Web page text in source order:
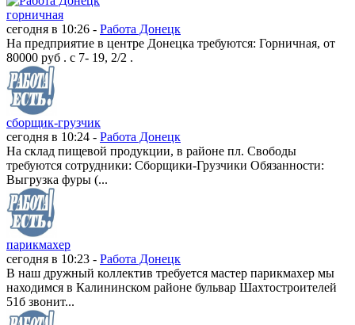
горничная
сегодня в 10:26 - Работа Донецк
На предприятие в центре Донецка требуются: Горничная, от
80000 руб . с 7- 19, 2/2 .
сборщик-грузчик
сегодня в 10:24 - Работа Донецк
На склад пищевой продукции, в районе пл. Свободы
требуются сотрудники: Сборщики-Грузчики Обязанности:
Выгрузка фуры (...
парикмахер
сегодня в 10:23 - Работа Донецк
В наш дружный коллектив требуется мастер парикмахер мы
находимся в Калининском районе бульвар Шахтостроителей
51б звонит...